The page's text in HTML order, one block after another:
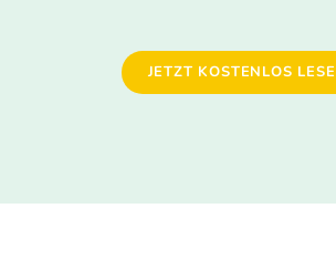
JETZT KOSTENLOS